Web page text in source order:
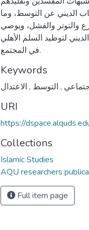
الديني عن التوسط، وما
والتوتر والفشل، ويوصي
لتوطيد السلم الأهلي
في المجتمع.
Keywords
, التوسط , الاعتدال
URI
https://
Collections
Islamic Studies
AQU researchers
Full item page